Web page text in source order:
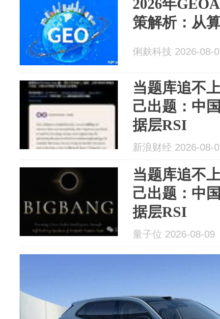
2026年
策解析：从
俐麸科技 2026-08-
当题库追不
己出题：中
据层RSI
新浪财经 2026-08-
当题库追不
己出题：中
据层RSI
量子位 2026-08-09